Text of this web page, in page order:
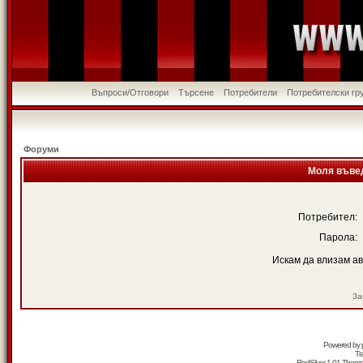
Въпроси/Отговори Търсене Потребители Потребителски
Форуми
Моля
Потребител:
Парола:
Искам да влизам
Powered by